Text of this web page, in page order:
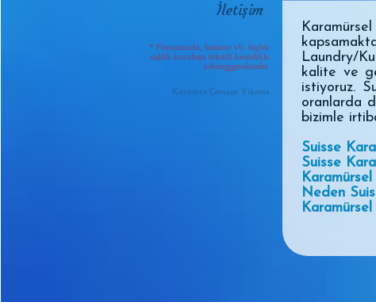
İletişim
* Firmamızda, hastane vb. hiçbir
sağlık kuruluşu tekstili kesinlikle
yıkanmamaktadır.
Kaynarca Çamaşır Yıkama
Laundry/
kalite ve
istiyoruz.
oranlarda
bizimle
Suisse
Suisse
Neden
Karamürsel